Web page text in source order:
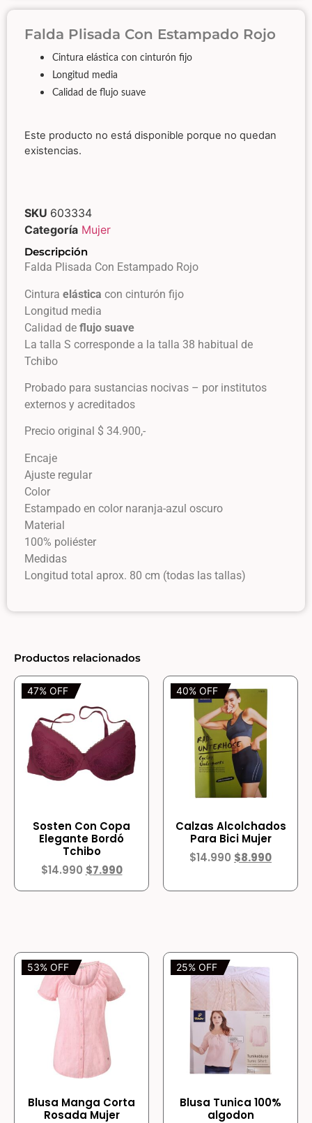
Falda Plisada Con Estampado Rojo
Cintura elástica con cinturón fijo
Longitud media
Calidad de flujo suave
Este producto no está disponible porque no quedan
existencias.
SKU 603334
Categoría Mujer
Descripción
Falda Plisada Con Estampado Rojo
Cintura elástica con cinturón fijo
Longitud media
Calidad de flujo suave
La talla S corresponde a la talla 38 habitual de
Tchibo
Probado para sustancias nocivas – por institutos
externos y acreditados
Precio original $ 34.900,-
Encaje
Ajuste regular
Color
Estampado en color naranja-azul oscuro
Material
100% poliéster
Medidas
Longitud total aprox. 80 cm (todas las tallas)
Productos relacionados
47% OFF
Sosten Con Copa
Elegante Bordó
Tchibo
$14.990 $7.990
40% OFF
Calzas Alcolchados
Para Bici Mujer
$14.990 $8.990
53% OFF
Blusa Manga Corta
Rosada Mujer
25% OFF
Blusa Tunica 100%
algodon